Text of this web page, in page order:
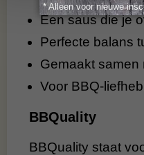
Een saus die je
Perfecte balans
Gemaakt samen
Voor BBQ-
BBQuality
BBQuality staat
* Alleen voor nieuwe